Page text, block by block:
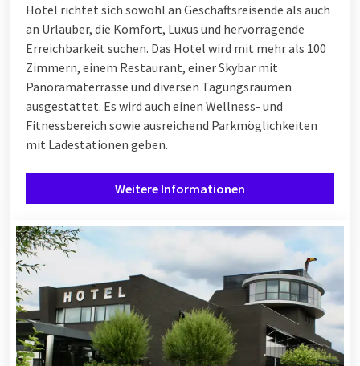
Hotel richtet sich sowohl an Geschäftsreisende als auch
an Urlauber, die Komfort, Luxus und hervorragende
Erreichbarkeit suchen. Das Hotel wird mit mehr als 100
Zimmern, einem Restaurant, einer Skybar mit
Panoramaterrasse und diversen Tagungsräumen
ausgestattet. Es wird auch einen Wellness- und
Fitnessbereich sowie ausreichend Parkmöglichkeiten
mit Ladestationen geben.
Weitere Informationen